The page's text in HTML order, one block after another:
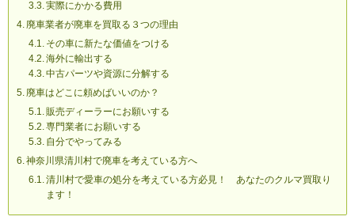
実際にかかる費用
廃車業者が廃車を買取る３つの理由
その車に新たな価値をつける
海外に輸出する
中古パーツや資源に分解する
廃車はどこに頼めばいいのか？
販売ディーラーにお願いする
専門業者にお願いする
自分でやってみる
神奈川県清川村で廃車を考えている方へ
清川村で愛車の処分を考えている方必見！ あなたのクルマ買取り
ます！